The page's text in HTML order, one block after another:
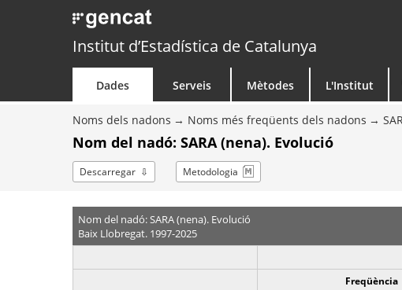
Institut d’Estadística de Catalunya
Dades Serveis Mètodes L'Institut
Noms dels nadons Noms més freqüents dels nadons
Nom del nadó: SARA (nena). Evolució
Descarregar Metodologia
Nom del nadó: SARA (nena). Evolució
Baix Llobregat. 1997-2025
Freqüència